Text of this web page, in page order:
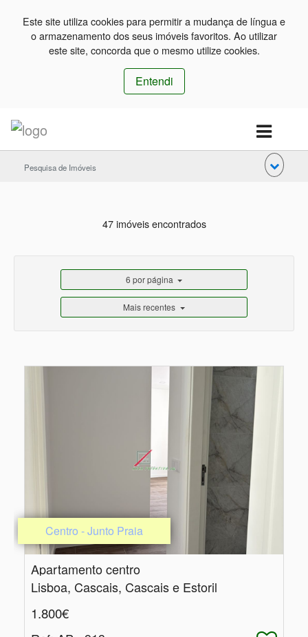
Este site utiliza cookies para permitir a mudança de língua e
o armazenamento dos seus imóveis favoritos. Ao utilizar
este site, concorda que o mesmo utilize cookies.
Entendi
Pesquisa de Imóveis
47 imóveis encontrados
6 por página
Mais recentes
Centro - Junto Praia
Apartamento centro
Lisboa, Cascais, Cascais e Estoril
1.800€